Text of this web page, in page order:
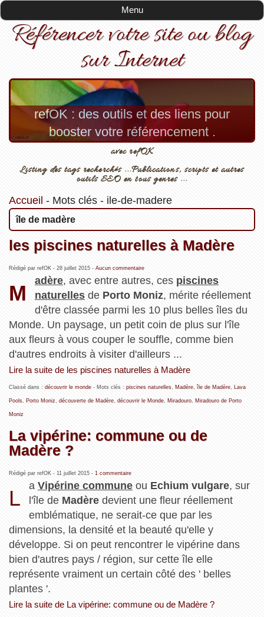
Menu
Référencer votre site ou blog
sur Internet
refOK : des outils et des liens pour
booster votre référencement .
avec refOK
Listing des tags recherchés ...Publications, scripts et autres
outils SEO en tous genres ...
Accueil - Mots clés- ile-de-madere
île de madère
les piscines naturelles à Madère
Rédigé par refOK - 28 juillet 2015- Aucun commentaire
M
adère, avec entre autres, ces piscines
naturelles de Porto Moniz, mérite réellement
d'être classée parmi les 10 plus belles îles du
Monde. Un paysage, un petit coin de plus sur l'île
aux fleurs à vous couper le souffle, comme bien
d'autres endroits à visiter d'ailleurs ...
Lire la suite de les piscines naturelles à Madère
Classé dans : découvrir le monde- Mots clés : piscines naturelles, Madère, île de Madère, Lava
Pools, Porto Moniz découverte de Madère, découvrir le Monde, Miradouro, Miradouro de Porto
Moniz
La vipérine: commune ou de
Madère ?
Rédigé par refOK - 11 juillet 2015- 1 commentaire
L
aVipérine commune ou Echium vulgare, sur
l'île de Madère devient une fleur réellement
emblématique, ne serait-ce que par les
dimensions, la densité et la beauté qu'elle y
développe. Si on peut rencontrer le vipérine dans
bien d'autres pays / région, sur cette île elle
représente vraiment un certain côté des ' belles
plantes '.
Lire la suite de La vipérine: commune ou de Madère ?